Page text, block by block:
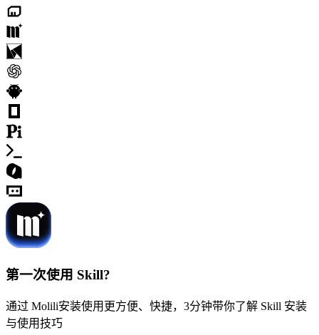
第一次使用 Skill?
通过 Molili安装使用更方便、快捷，3分钟带你了解 Skill 安装
与使用技巧